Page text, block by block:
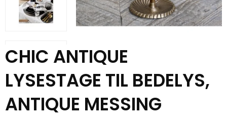
CHIC ANTIQUE
LYSESTAGE TIL BEDELYS,
ANTIQUE MESSING